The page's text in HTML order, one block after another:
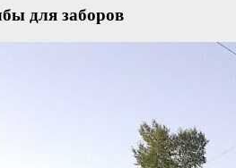
для заборов